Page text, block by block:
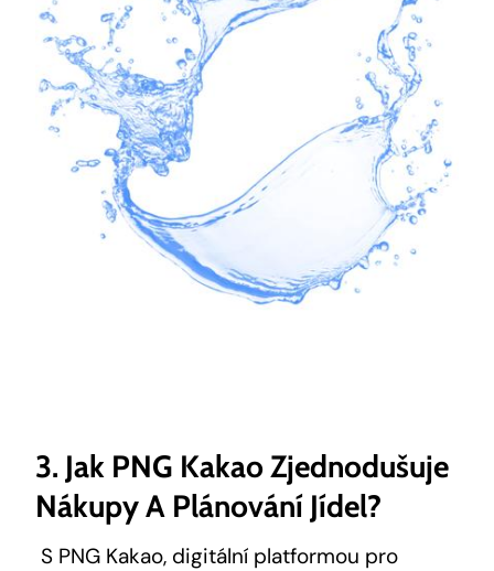
3. Jak⁣ PNG Kakao Zjednodušuje‍
Nákupy A Plánování⁤ Jídel?
‍ S⁤ PNG Kakao, digitální platformou pro